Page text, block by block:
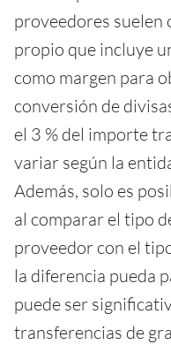
proveedores suelen
propio que incluye
como margen para
conversión de
el 3 % del importe
variar según la
Además, solo es
al comparar el tipo
proveedor con el
la diferencia pueda
puede ser
transferencias de